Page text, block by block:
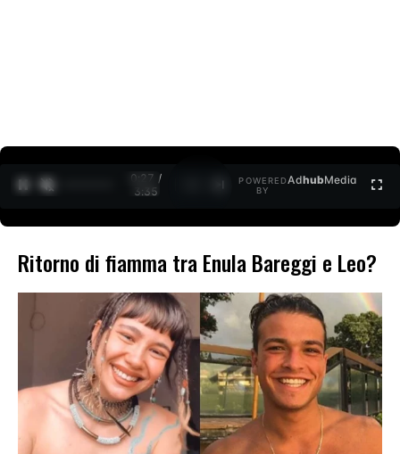
0:28 /
3:35
POWERED
BY
AdhubMedia
Ritorno di fiamma tra Enula Bareggi e Leo?